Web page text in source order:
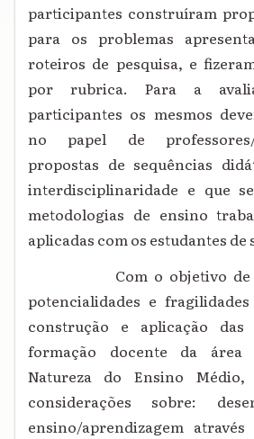
participantes construíram
para os problemas
roteiros de pesquisa, e
por rubrica. Para a
participantes os mesmos
no papel de
propostas de sequências
interdisciplinaridade e que
metodologias de ensino
aplicadas com os estudantes de
Com o objetivo
potencialidades e
construção e aplicação
formação docente da área
Natureza do Ensino
considerações sobre:
ensino/aprendizagem